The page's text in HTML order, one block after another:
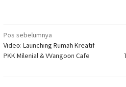
Navigasi
pos
Pos sebelumnya
Video: Launching Rumah Kreatif
PKK Milenial & VVangoon Cafe